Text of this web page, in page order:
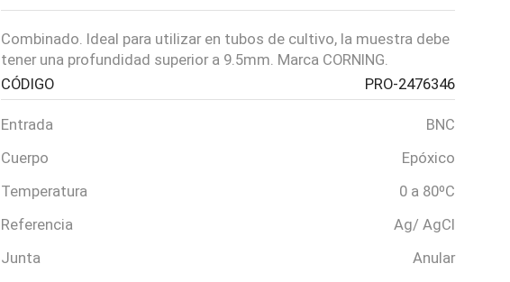
Combinado. Ideal para utilizar en tubos de cultivo, la muestra debe
tener una profundidad superior a 9.5mm. Marca CORNING.
CÓDIGO
PRO-2476346
Entrada
BNC
Cuerpo
Epóxico
Temperatura
0 a 80ºC
Referencia
Ag/ AgCl
Junta
Anular